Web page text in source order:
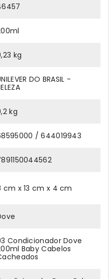
kg
DO BRASIL -
kg
/ 644019943
cm x 13 cm x 4 cm
Condicionador Dove
Baby Cabelos